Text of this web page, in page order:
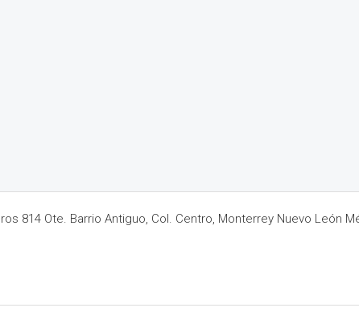
814 Ote. Barrio Antiguo, Col. Centro, Monterrey Nuevo León